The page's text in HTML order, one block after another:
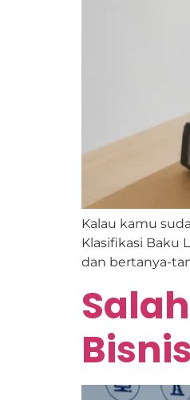
Kalau kamu
Klasifikasi Baku
dan bertanya-